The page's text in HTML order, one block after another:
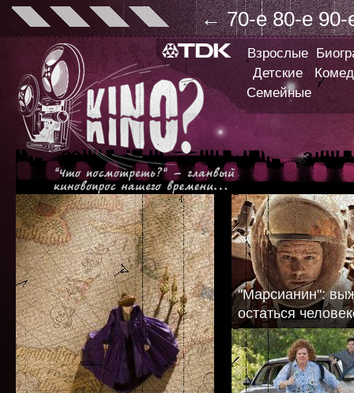
← 70-е 80-е 90-
Взрослые
Детские
Семейные
"Марсианин":
остаться